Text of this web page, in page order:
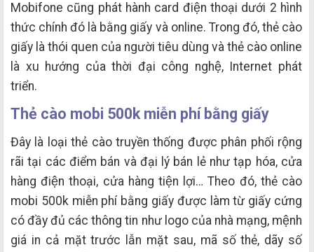
Mobifone cũng phát hành card điện thoại dưới 2 hình
thức chính đó là bằng giấy và online. Trong đó, thẻ cào
giấy là thói quen của người tiêu dùng và thẻ cào online
là xu hướng của thời đại công nghệ, Internet phát
triển.
Thẻ cào mobi 500k miễn phí bằng giấy
Đây là loại thẻ cào truyền thống được phân phối rộng
rãi tại các điểm bán và đại lý bán lẻ như tạp hóa, cửa
hàng điện thoại, cửa hàng tiện lợi… Theo đó, thẻ cào
mobi 500k miễn phí bằng giấy được làm từ giấy cứng
có đầy đủ các thông tin như logo của nhà mạng, mệnh
giá in cả mặt trước lẫn mặt sau, mã số thẻ, dãy số